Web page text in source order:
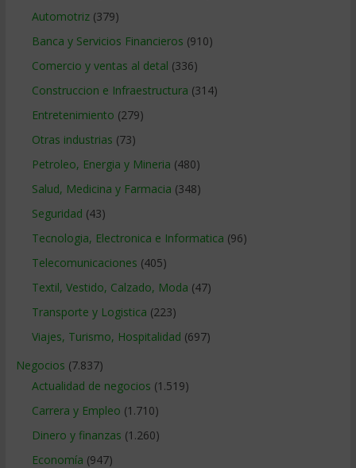
Automotriz(379)
Banca y Servicios Financieros (910)
Comercio y ventas al detal (336)
Construccion e Infraestructura (314)
Entretenimiento (279)
Otras industrias (73)
Petroleo, Energia y Mineria (480)
Salud, Medicina y Farmacia (348)
Seguridad (43)
Tecnologia, Electronica e Informatica (96)
Telecomunicaciones (405)
Textil, Vestido, Calzado, Moda (47)
Transporte y Logistica (223)
Viajes, Turismo, Hospitalidad (697)
Negocios (7.837)
Actualidad de negocios (1.519)
Carrera y Empleo (1.710)
Dinero y finanzas (1.260)
Economía (947)